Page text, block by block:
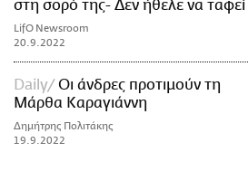
στη σορό της- Δεν ήθελε να ταφεί
LifO Newsroom
20.9.2022
Daily
Οι άνδρες προτιμούν τη
Μάρθα Καραγιάννη
Δημήτρης Πολιτάκης
19.9.2022